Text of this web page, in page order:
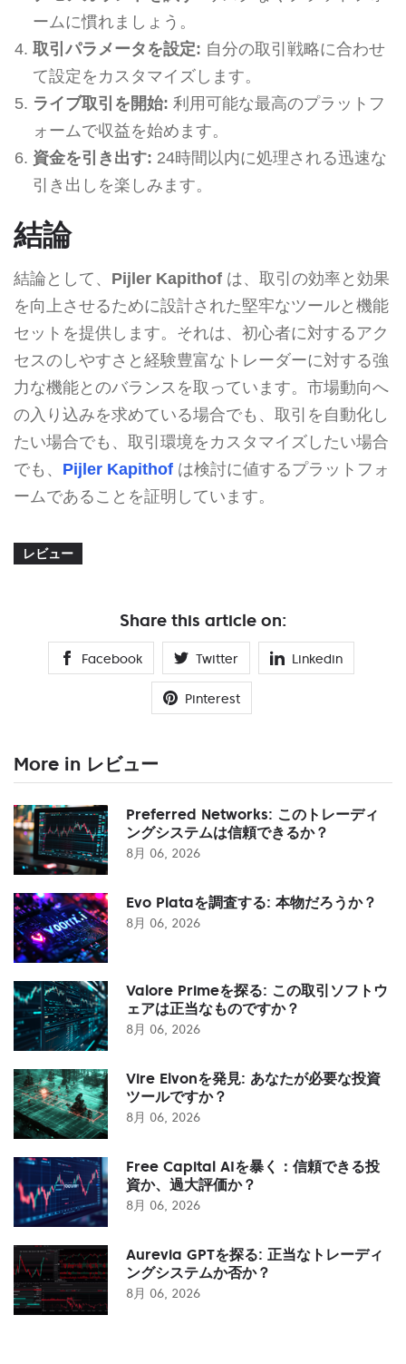
ームに慣れましょう。
取引パラメータを設定: 自分の取引戦略に合わせ
て設定をカスタマイズします。
ライブ取引を開始: 利用可能な最高のプラットフ
ォームで収益を始めます。
資金を引き出す: 24時間以内に処理される迅速な
引き出しを楽しみます。
結論
結論として、 Pijler Kapithof は、取引の効率と効果
を向上させるために設計された堅牢なツールと機能
セットを提供します。それは、初心者に対するアク
セスのしやすさと経験豊富なトレーダーに対する強
力な機能とのバランスを取っています。市場動向へ
の入り込みを求めている場合でも、取引を自動化し
たい場合でも、取引環境をカスタマイズしたい場合
でも、 Pijler Kapithof は検討に値するプラットフォ
ームであることを証明しています。
レビュー
Share this article on:
Facebook Twitter Linkedin
Pinterest
More in レビュー
Preferred Networks: このトレーディ
ングシステムは信頼できるか？
8月 06, 2026
Evo Plataを調査する: 本物だろうか？
8月 06, 2026
Valore Primeを探る: この取引ソフトウ
ェアは正当なものですか？
8月 06, 2026
Vire Elvonを発見: あなたが必要な投資
ツールですか？
8月 06, 2026
Free Capital AIを暴く：信頼できる投
資か、過大評価か？
8月 06, 2026
Aurevia GPTを探る: 正当なトレーディ
ングシステムか否か？
8月 06, 2026